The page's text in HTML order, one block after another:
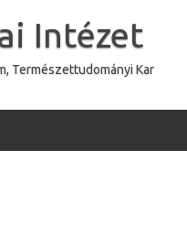
Intézet
Természettudományi Kar